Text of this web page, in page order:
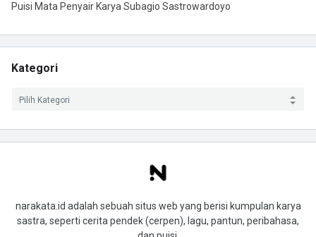
Puisi Mata Penyair Karya Subagio Sastrowardoyo
Kategori
narakata.id adalah sebuah situs web yang berisi kumpulan karya
sastra, seperti cerita pendek (cerpen), lagu, pantun, peribahasa,